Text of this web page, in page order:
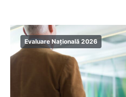
Evaluare Națională 2026